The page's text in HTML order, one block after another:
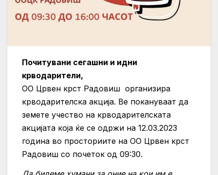
Почитувани сегашни и идни
крводарители,
ОО Црвен крст Радовиш организира
крводарителска акција. Ве покануваат да
земете учество на крводарителската
акцијата која ќе се одржи на 12.03.2023
година во просториите на ОО Црвен крст
Радовиш со почеток од 09:30.